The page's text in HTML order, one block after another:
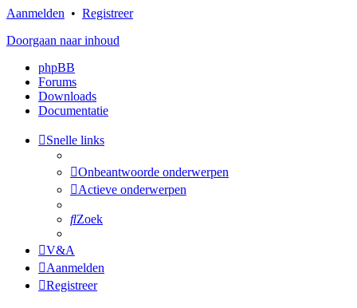
Aanmelden • Registreer
Doorgaan naar inhoud
phpBB
Forums
Downloads
Documentatie
Snelle links
Onbeantwoorde onderwerpen
Actieve onderwerpen
Zoek
V&A
Aanmelden
Registreer